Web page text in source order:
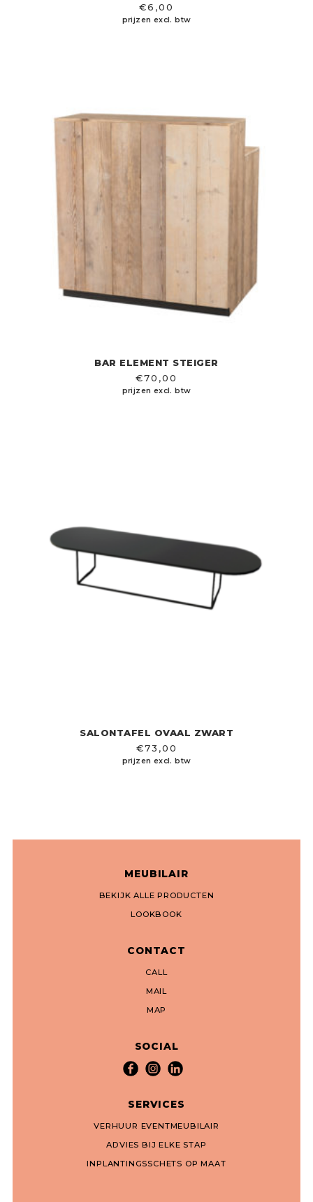
€6,00
prijzen excl. btw
BAR ELEMENT STEIGER
€70,00
prijzen excl. btw
SALONTAFEL OVAAL ZWART
€73,00
prijzen excl. btw
MEUBILAIR
BEKIJK ALLE PRODUCTEN
LOOKBOOK
CONTACT
CALL
MAIL
MAP
SOCIAL
SERVICES
VERHUUR EVENTMEUBILAIR
ADVIES BIJ ELKE STAP
INPLANTINGSSCHETS OP MAAT